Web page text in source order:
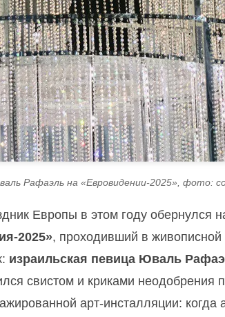
Рафаэль на «Евровидении-2025», фото:
Европы в этом году обернулся
2025», проходивший в
израильская певица Юваль
свистом и криками неодобрения
арт-инсталляции: когда